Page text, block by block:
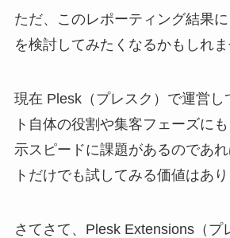
ただ、このレポーティング結果
を検討してみたくなるかもしれま
現在 Plesk（プレスク）で運営し
ト自体の役割や集客フェーズに
示スピードに課題があるのであ
トだけでも試してみる価値はあり
さてさて、Plesk Extensions（プ